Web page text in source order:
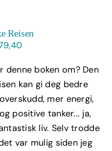
Reisen
Nåværende
er:
kr179,40.
denne boken om? Den
kan gi deg bedre
mer energi,
positive tanker... ja,
liv. Selv trodde
var mulig siden jeg